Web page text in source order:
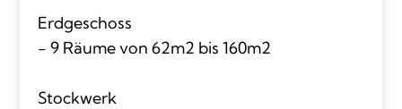
Erdgeschoss
- 9 Räume von 62m2 bis 160m2
Stockwerk